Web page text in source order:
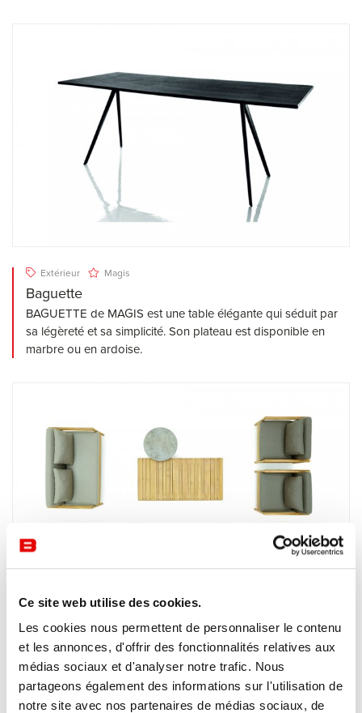
Ce site web utilise des cookies.
Les cookies nous permettent de personnaliser le contenu
et les annonces, d'offrir des fonctionnalités relatives aux
médias sociaux et d'analyser notre trafic. Nous
partageons également des informations sur l'utilisation de
notre site avec nos partenaires de médias sociaux, de
Extérieur Magis
Baguette
BAGUETTE de MAGIS est une table élégante qui séduit par
sa légèreté et sa simplicité. Son plateau est disponible en
marbre ou en ardoise.
Extérieur Varaschin
Bali
BALI de VARASCHIN est une collection de mobilier
d’extérieur qui se caractérise par ses coussins moelleux et
sa structure en teck pour un design pur.